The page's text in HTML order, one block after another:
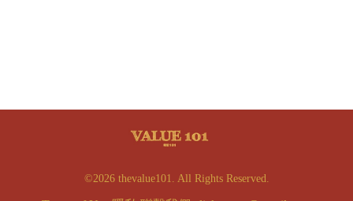
©2026 thevalue101. All Rights Reserved.